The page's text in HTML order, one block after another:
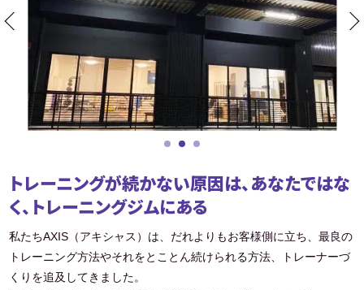
トレーニングが続かない原因は、あなたではな
く、トレーニングジムにある
私たちAXIS（アキシャス）は、だれよりもお客様側に立ち、最良の
トレーニング方法やそれをとことん続けられる方法、トレーナーづ
くりを追及してきました。